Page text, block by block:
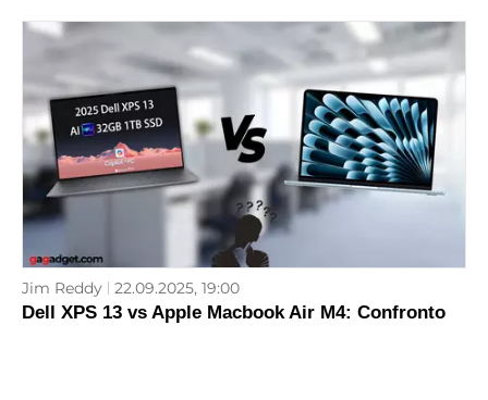
Jim Reddy 22.09.2025, 19:00
Dell XPS 13 vs Apple Macbook Air M4: Confronto